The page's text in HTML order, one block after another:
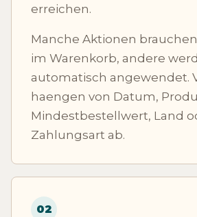
erreichen.
Manche Aktionen
im Warenkorb, andere
automatisch angewendet.
haengen von Datum,
Mindestbestellwert, Land
Zahlungsart ab.
02